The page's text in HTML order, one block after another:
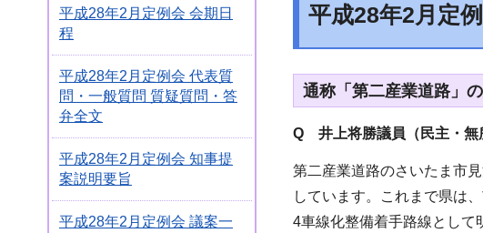
平成28年2月定例会 会期日
程
平成28年2月定例会 代表質
問・一般質問 質疑質問・答
弁全文
平成28年2月定例会 知事提
案説明要旨
平成28年2月定例会 議案一
平成28年2月定
通称「第二産業道路」
Q 井上将勝議員（民主・無
第二産業道路のさいたま市
しています。これまで県は
4車線化整備着手路線として